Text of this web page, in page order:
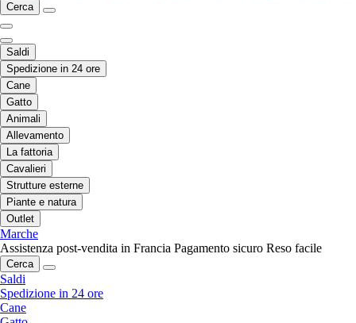
Cerca
Saldi
Spedizione in 24 ore
Cane
Gatto
Animali
Allevamento
La fattoria
Cavalieri
Strutture esterne
Piante e natura
Outlet
Marche
Assistenza post-vendita in Francia Pagamento sicuro Reso facile
Cerca
Saldi
Spedizione in 24 ore
Cane